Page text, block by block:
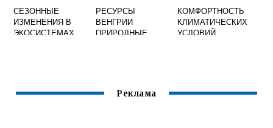
СЕЗОННЫЕ
ИЗМЕНЕНИЯ В
ЭКОСИСТЕМАХ
РЕСУРСЫ
ВЕНГРИИ
ПРИРОДНЫЕ
КОМФОРТНОСТЬ
КЛИМАТИЧЕСКИХ
УСЛОВИЙ
Реклама